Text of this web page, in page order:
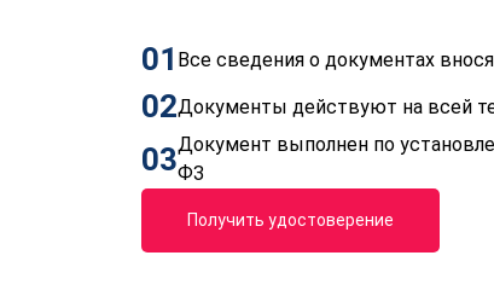
01 Все сведения о документах
02Документы действуют на всей
03Документ выполнен по
ФЗ
Получить удостоверение